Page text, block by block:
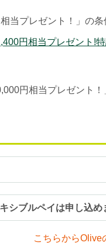
当プレゼント！」の条
円相当プレゼント!
円相当プレゼント！
シブルペイは申し込め
こちらからOlive